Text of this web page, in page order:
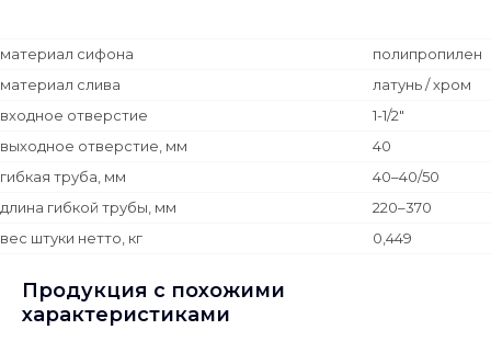
материал сифона
полипропилен
материал слива
латунь / хром
входное отверстие
1-1/2"
выходное отверстие, мм
40
гибкая труба, мм
40–40/50
длина гибкой трубы, мм
220–370
вес штуки нетто, кг
0,449
Продукция с похожими
характеристиками